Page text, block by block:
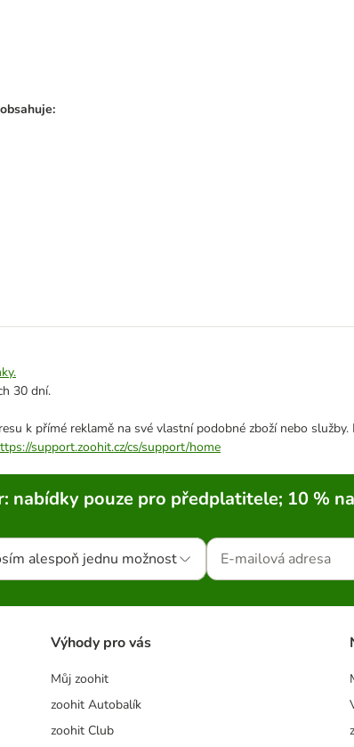
30 dní.
k přímé reklamě na své vlastní podobné zboží nebo
support.zoohit.cz/cs/support/home
nabídky pouze pro předplatitele; 10 %
alespoň jednu možnost
Výhody pro vás
Můj zoohit
zoohit Autobalík
zoohit Club